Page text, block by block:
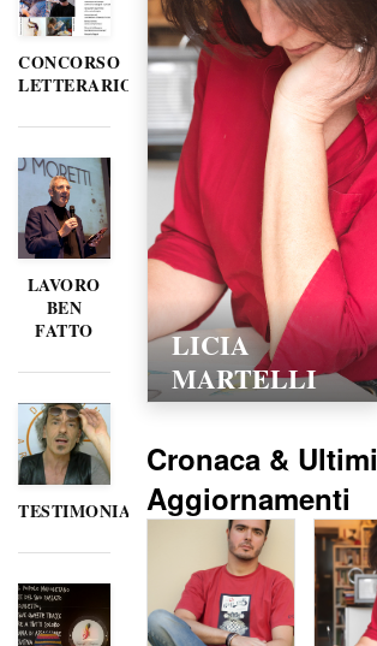
CONCORSO
LETTERARIO
LAVORO
BEN
FATTO
TESTIMONIANZE
LICIA
MARTELLI
Cronaca & Ultimi
Aggiornamenti